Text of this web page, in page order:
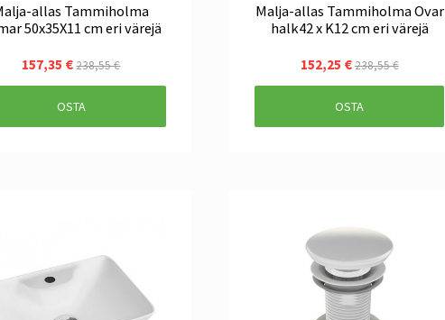
allas Tammiholma
50x35X11 cm eri värejä
157,35 € 238,55 €
OSTA
Malja-allas Tammiholma Ovar
halk42 x K12 cm eri värejä
152,25 €238,55 €
OSTA